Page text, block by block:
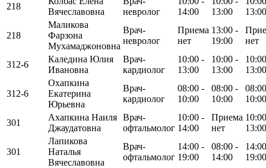
218
Вячеславовна
невролог
14:00
13:00
13:00
218
Маликова
Фарзона
Мухамаджоновна
Врач-
невролог
Приема
нет
13:00 -
19:00
нет
312-6
Каледина Юлия
Ивановна
Врач-
кардиолог
10:00 -
13:00
10:00 -
13:00
13:00
312-6
Охапкина
Екатерина
Юрьевна
Врач-
кардиолог
08:00 -
10:00
08:00 -
10:00
10:00
301
Ахапкина Наиля
Джаудатовна
Врач-
офтальмолог
10:00 -
14:00
Приема
нет
13:00
301
Лапикова
Наталья
Вячеславовна
Врач-
офтальмолог
14:00 -
19:00
08:00 -
14:00
19:00